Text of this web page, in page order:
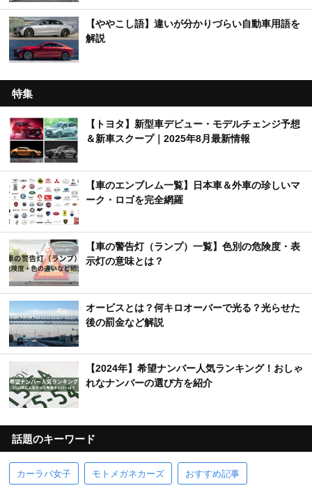
【ややこし語】違いが分かりづらい自動車用語を
解説
特集
【トヨタ】新型車デビュー・モデルチェンジ予想
＆新車スクープ｜2025年8月最新情報
【車のエンブレム一覧】日本車＆外車の珍しいマ
ーク・ロゴを完全網羅
【車の警告灯（ランプ）一覧】色別の危険度・表
示灯の意味とは？
オービスとは？何キロオーバーで光る？光らせた
後の罰金など解説
【2024年】希望ナンバー人気ランキング！おしゃ
れなナンバーの選び方を紹介
話題のキーワード
カーラバ女子 モトメガネカーズ おすすめ記事